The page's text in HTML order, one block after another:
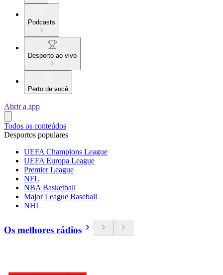
Podcasts
Desporto ao vivo
Perto de você
Abrir a app
Todos os conteúdos
Desportos populares
UEFA Champions League
UEFA Europa League
Premier League
NFL
NBA Basketball
Major League Baseball
NHL
Os melhores rádios